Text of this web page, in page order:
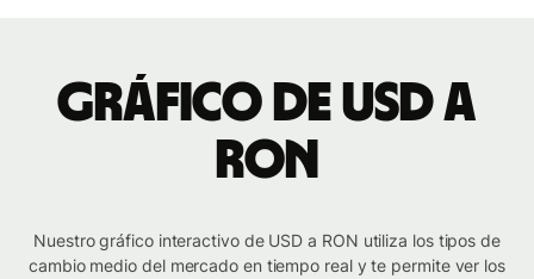
Gráfico de USD a
RON
Nuestro gráfico interactivo de USD a RON utiliza los tipos de
cambio medio del mercado en tiempo real y te permite ver los